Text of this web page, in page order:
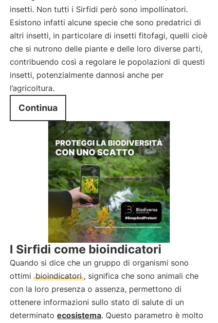
insetti. Non tutti i Sirfidi però sono impollinatori.
Esistono infatti alcune specie che sono predatrici di
altri insetti, in particolare di insetti fitofagi, quelli cioè
che si nutrono delle piante e delle loro diverse parti,
contribuendo così a regolare le popolazioni di questi
insetti, potenzialmente dannosi anche per
l’agricoltura.
Continua
I Sirfidi come bioindicatori
Quando si dice che un gruppo di organismi sono
ottimi bioindicatori , significa che sono animali che
con la loro presenza o assenza, permettono di
ottenere informazioni sullo stato di salute di un
determinato ecosistema. Questo parametro è molto